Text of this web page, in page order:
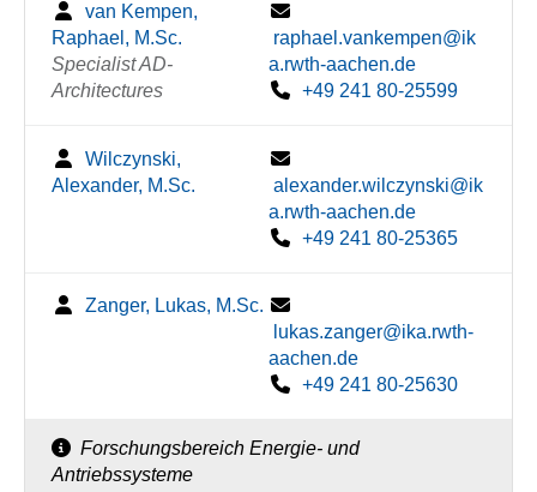
van Kempen,
Raphael, M.Sc.
Specialist AD-
Architectures
raphael.vankempen@ik
a.rwth-aachen.de
+49 241 80-25599
Wilczynski,
Alexander, M.Sc.
alexander.wilczynski@ik
a.rwth-aachen.de
+49 241 80-25365
Zanger, Lukas, M.Sc.
lukas.zanger@ika.rwth-
aachen.de
+49 241 80-25630
Forschungsbereich Energie- und
Antriebssysteme